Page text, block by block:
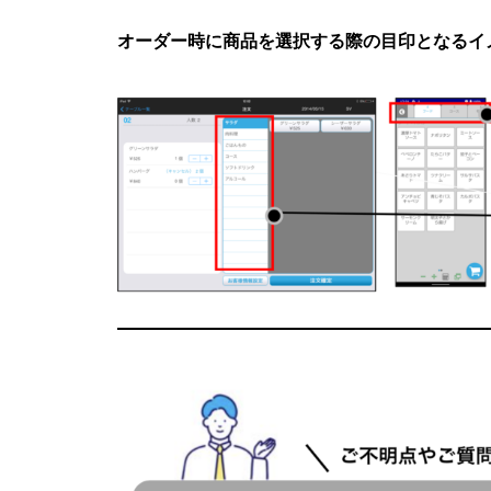
オーダー時に商品を選択する際の目印となるイ